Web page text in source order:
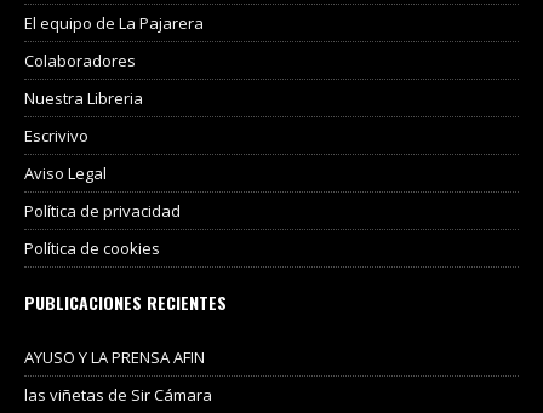
El equipo de La Pajarera
Colaboradores
Nuestra Libreria
Escrivivo
Aviso Legal
Política de privacidad
Política de cookies
PUBLICACIONES RECIENTES
AYUSO Y LA PRENSA AFIN
las viñetas de Sir Cámara